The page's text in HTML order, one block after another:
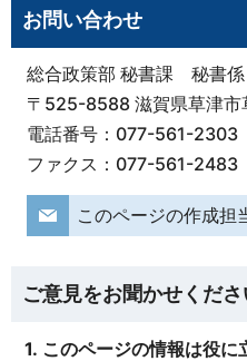
お問い合わせ
総合政策部 秘書課 秘書係
〒525-8588 滋賀県草津市
電話番号：077-561-2303
ファクス：077-561-2483
このページの作成担
ご意見をお聞かせくださ
1. このページの情報は役に